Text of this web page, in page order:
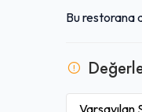
Bu restorana